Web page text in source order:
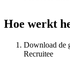
Hoe werkt
Download de
Recruitee